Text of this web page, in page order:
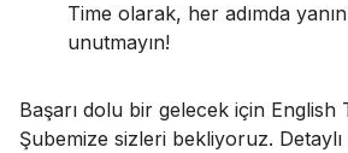
Time olarak, her adımda
unutmayın!
Başarı dolu bir gelecek için English
Şubemize sizleri bekliyoruz. Detaylı